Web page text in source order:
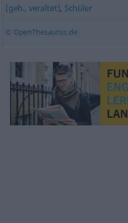
(geh., veraltet), Schüler
© OpenThesaurus.de